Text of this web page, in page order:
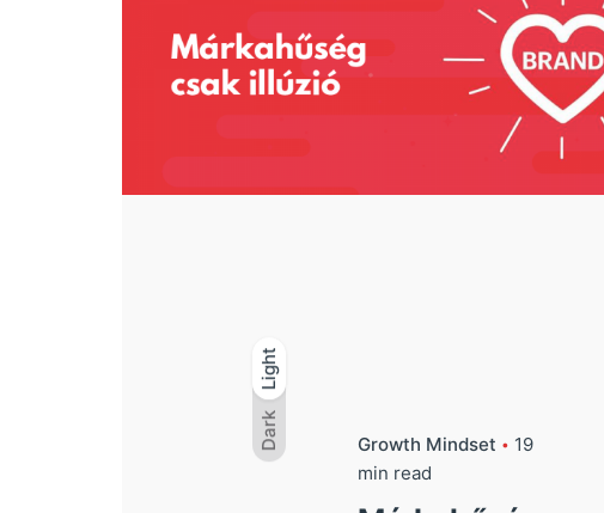
Dark
Light
Dark
Light
Growth Mindset
19
min read